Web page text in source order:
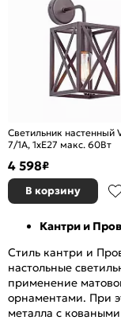
Светильник настенный
7/1A, 1хE27 макс. 60Вт
4 598₽
В корзину
Кантри и
Стиль кантри и
настольные
применение
орнаментами. При
металла с